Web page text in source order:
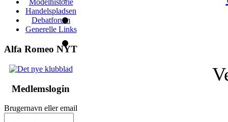
Modelhistorie
Handelspladsen
Debatforum
Generelle Links
Alfa Romeo NYT
Medlemslogin
Brugernavn eller email